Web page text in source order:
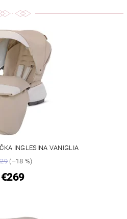
INGLESINA VANIGLIA
(–18 %)
€269